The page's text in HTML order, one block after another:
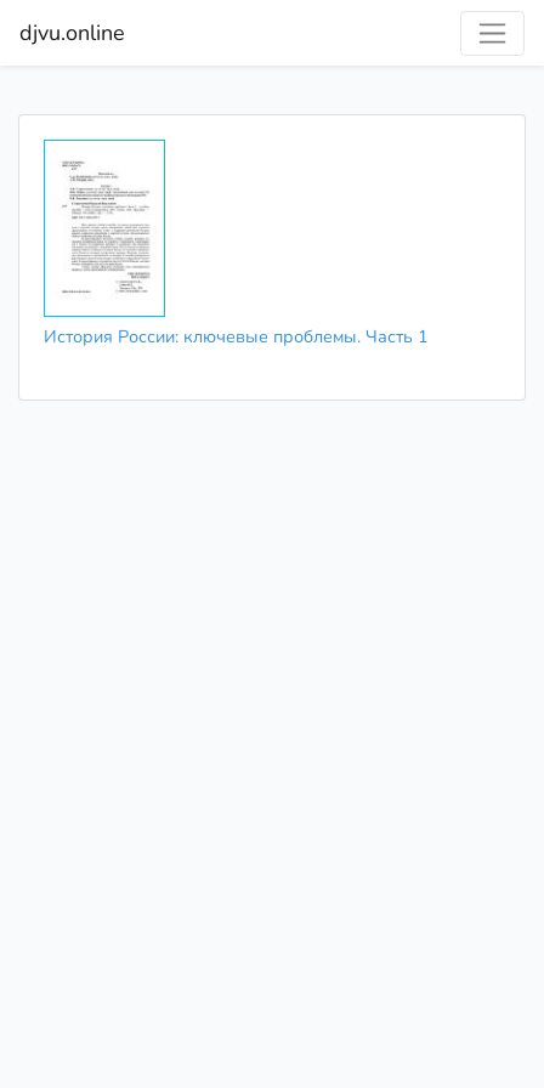
djvu.online
История России: ключевые проблемы. Часть 1